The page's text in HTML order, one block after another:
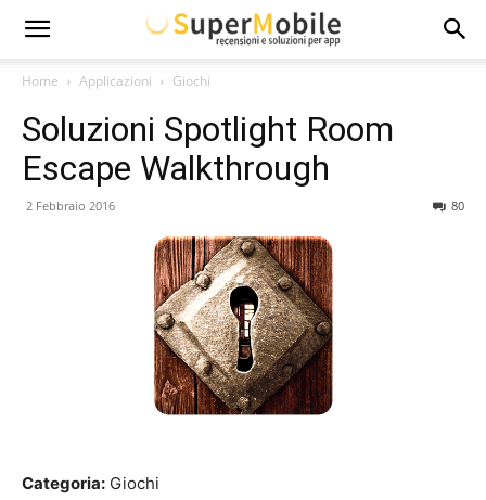
Super
Mobile
Home Applicazioni Giochi
Soluzioni Spotlight Room
Escape Walkthrough
2 Febbraio 2016 80
Categoria: Giochi